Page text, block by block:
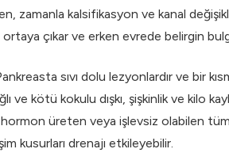
zamanla kalsifikasyon ve kanal
çıkar ve erken evrede belirgin bulgu
sıvı dolu lezyonlardır ve bir
ve kötü kokulu dışkı, şişkinlik ve kilo
üreten veya işlevsiz olabilen
kusurları drenajı etkileyebilir.